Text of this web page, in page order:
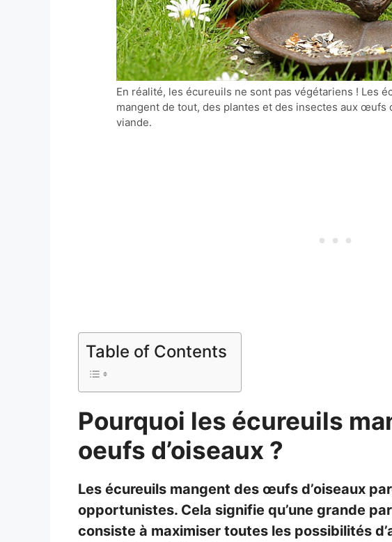
En réalité, les écureuils ne sont pas végétariens ! Les
mangent de tout, des plantes et des insectes aux œufs
viande.
Table of Contents
Pourquoi les écureuils
oeufs d’oiseaux ?
Les écureuils mangent des œufs d’oiseaux
opportunistes. Cela signifie qu’une grande
consiste à maximiser toutes les possibilités